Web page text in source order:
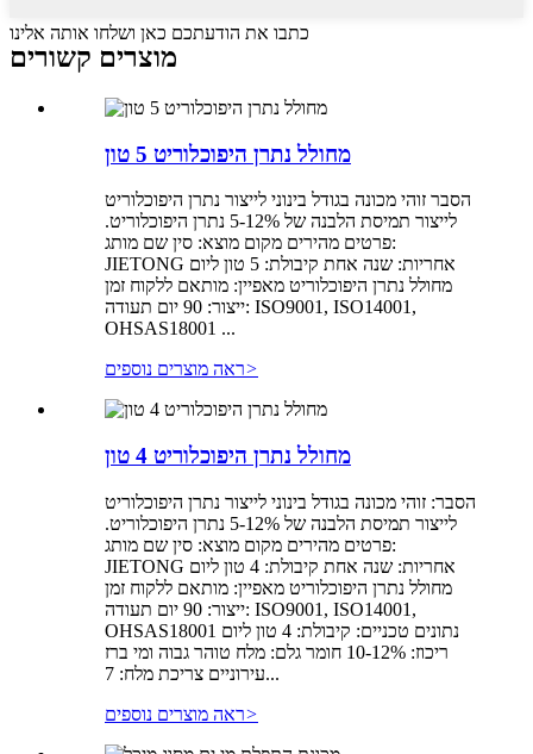
כתבו את הודעתכם כאן ושלחו אותה אלינו
מוצרים קשורים
מחולל נתרן היפוכלוריט 5 טון
הסבר זוהי מכונה בגודל בינוני לייצור נתרן היפוכלוריט
לייצור תמיסת הלבנה של 5-12% נתרן היפוכלוריט.
פרטים מהירים מקום מוצא: סין שם מותג:
JIETONG אחריות: שנה אחת קיבולת: 5 טון ליום
מחולל נתרן היפוכלוריט מאפיין: מותאם ללקוח זמן
ייצור: 90 יום תעודה: ISO9001, ISO14001,
OHSAS18001 ...
ראה מוצרים נוספים>
מחולל נתרן היפוכלוריט 4 טון
הסבר: זוהי מכונה בגודל בינוני לייצור נתרן היפוכלוריט
לייצור תמיסת הלבנה של 5-12% נתרן היפוכלוריט.
פרטים מהירים מקום מוצא: סין שם מותג:
JIETONG אחריות: שנה אחת קיבולת: 4 טון ליום
מחולל נתרן היפוכלוריט מאפיין: מותאם ללקוח זמן
ייצור: 90 יום תעודה: ISO9001, ISO14001,
OHSAS18001 נתונים טכניים: קיבולת: 4 טון ליום
ריכוז: 10-12% חומר גלם: מלח טוהר גבוה ומי ברז
עירוניים צריכת מלח: 7...
ראה מוצרים נוספים>